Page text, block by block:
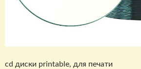
cd диски printable, для печати